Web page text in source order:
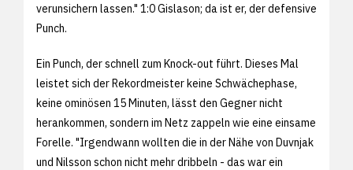
verunsichern lassen." 1:0 Gislason; da ist er, der defensive
Punch.
Ein Punch, der schnell zum Knock-out führt. Dieses Mal
leistet sich der Rekordmeister keine Schwächephase,
keine ominösen 15 Minuten, lässt den Gegner nicht
herankommen, sondern im Netz zappeln wie eine einsame
Forelle. "Irgendwann wollten die in der Nähe von Duvnjak
und Nilsson schon nicht mehr dribbeln - das war ein